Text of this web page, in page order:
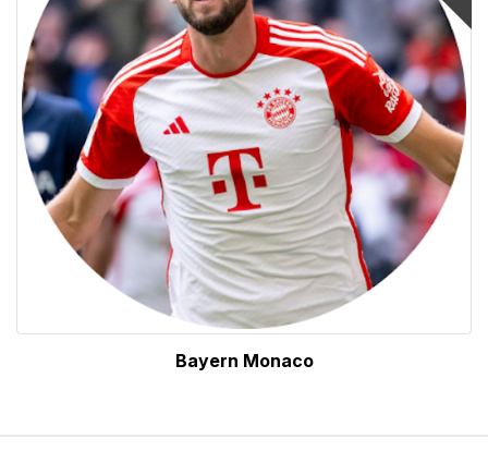
Bayern Monaco